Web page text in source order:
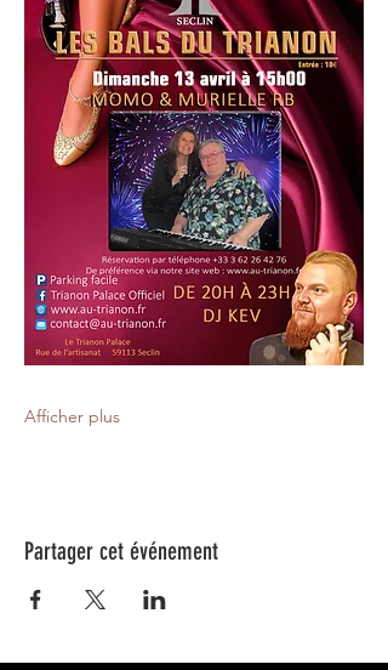
Afficher plus
Partager cet événement